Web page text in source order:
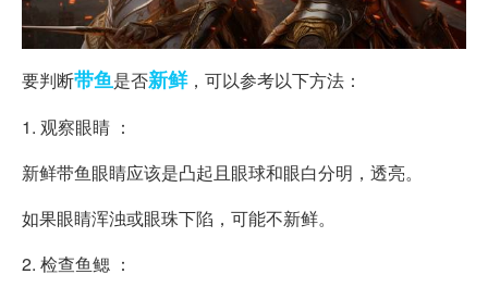
要判断带鱼是否新鲜，可以参考以下方法：
1. 观察眼睛 ：
新鲜带鱼眼睛应该是凸起且眼球和眼白分明，透亮。
如果眼睛浑浊或眼珠下陷，可能不新鲜。
2. 检查鱼鳃 ：